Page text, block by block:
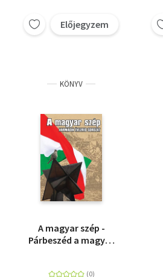
Előjegyzem
KÖNYV
A magyar szép -
Párbeszéd a magyar